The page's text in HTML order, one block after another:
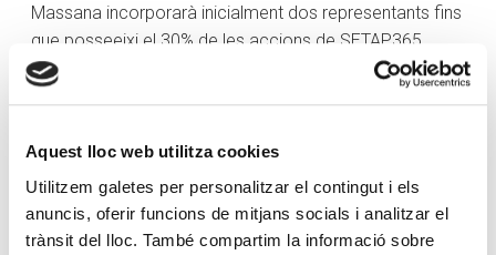
Aquest lloc web utilitza cookies
Utilitzem galetes per personalitzar el contingut i els
anuncis, oferir funcions de mitjans socials i analitzar el
trànsit del lloc. També compartim la informació sobre
Massana incorporarà inicialment dos representants fins
que posseeixi el 30% de les accions de SETAP365,
moment en què també en tindrà tres. Les tres parts ja
han decidit que l’òrgan estigui format per les cònsols
cònsols Francesc Camp i Marc Casal, i el conseller
d’ENSISA, Marc Naudi per part de Canillo, i Xavier
Cornella, Xavier Soro i Conrad Blanch per part de Crèdit
Andorrà.